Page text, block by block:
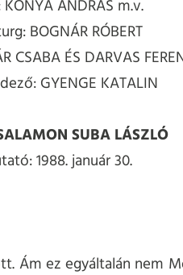
ANDRÁS m.v.
BOGNÁR RÓBERT
CSABA ÉS DARVAS
GYENGE KATALIN
SUBA LÁSZLÓ
1988. január 30.
Ám ez egyáltalán nem